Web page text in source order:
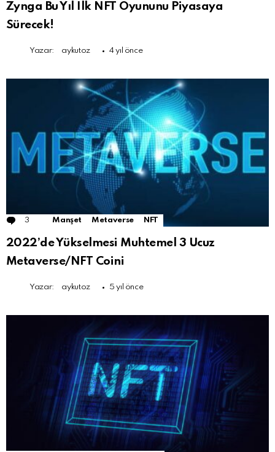
Zynga Bu Yıl İlk NFT Oyununu Piyasaya
Sürecek!
Yazar: aykutoz 4 yıl önce
3 Comments
Manşet Metaverse NFT
2022’de Yükselmesi Muhtemel 3 Ucuz
Metaverse/NFT Coini
Yazar: aykutoz 5 yıl önce